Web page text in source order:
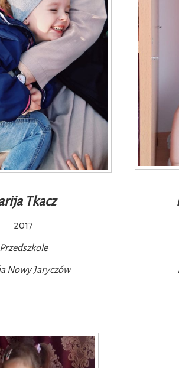
Tkacz
2017
Przedszkole
Nowy Jaryczów